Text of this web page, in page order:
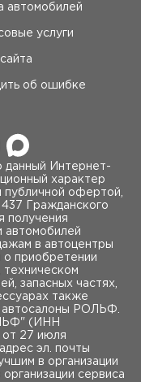
автомобилей
услуги
об ошибке
данный Интернет-
характер
публичной офертой,
Гражданского
получения
автомобилей
в автоцентры
приобретении
техническом
запасных частях,
также
автосалоны РОЛЬФ.
(ИНН
27 июля
адрес эл. почты
в организации
сервиса